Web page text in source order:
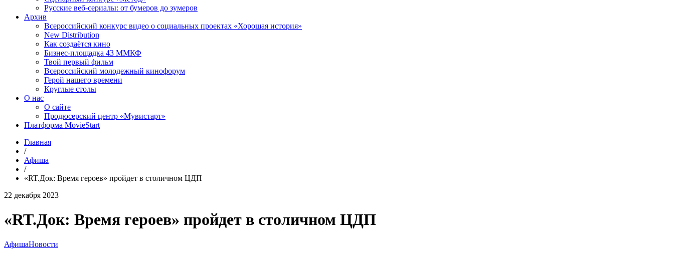
Русские веб-сериалы: от бумеров до зумеров
Архив
Всероссийский конкурс видео о социальных проектах «Хорошая история»
New Distribution
Как создаётся кино
Бизнес-площадка 43 ММКФ
Твой первый фильм
Всероссийский молодежный кинофорум
Герой нашего времени
Круглые столы
О нас
О сайте
Продюсерский центр «Мувистарт»
Платформа MovieStart
Главная
/
Афиша
/
«RT.Док: Время героев» пройдет в столичном ЦДП
22 декабря 2023
«RT.Док: Время героев» пройдет в столичном ЦДП
АфишаНовости